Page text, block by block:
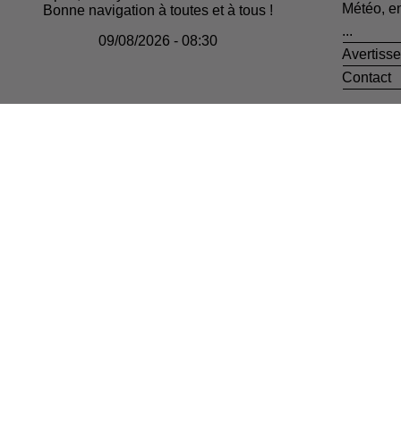
Bonne navigation à toutes et à tous !
09/08/2026 - 08:30
Météo,
...
Contact